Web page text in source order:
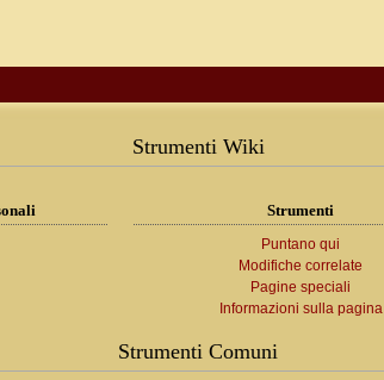
Strumenti Wiki
Strumenti
Puntano qui
Modifiche correlate
Pagine speciali
Informazioni sulla pagina
Strumenti Comuni